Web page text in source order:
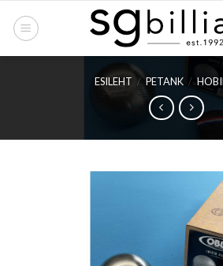
ESILEHT / PETANK /